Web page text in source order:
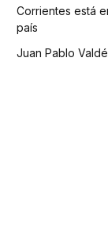
Corrientes está
país
Juan Pablo